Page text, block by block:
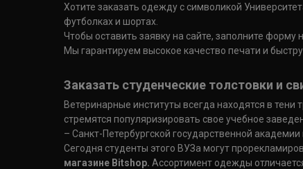
Хотите заказать одежду с символикой
футболках и шортах.
Чтобы оставить заявку на сайте, заполните
Мы гарантируем высокое качество печати и
Заказать студенческие толстовки и
Ветеринарные институты всегда находятся в
стремятся популяризировать свое учебное
– Санкт-Петербургской государственной
Сегодня студенты этого ВУЗа могут
магазине Bitshop. Ассортимент одежды